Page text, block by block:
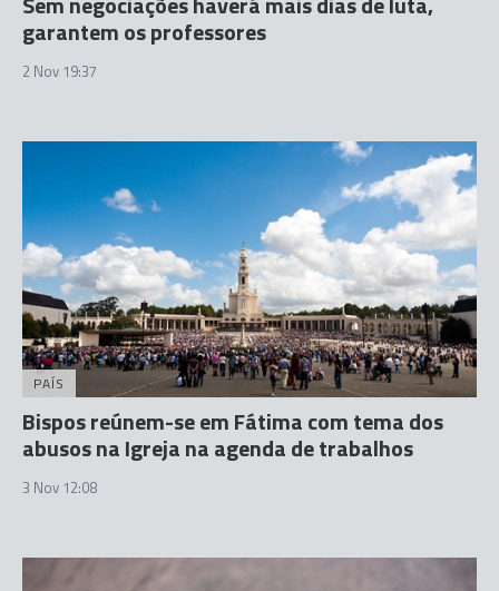
garantem os professores
2 Nov 19:37
PAÍS
Bispos reúnem-se em Fátima com tema dos
abusos na Igreja na agenda de trabalhos
3 Nov 12:08